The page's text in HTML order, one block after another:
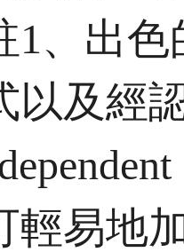
1、出
以及經
輕易地